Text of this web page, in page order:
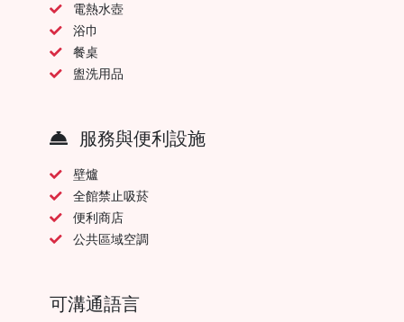
電熱水壺
浴巾
餐桌
盥洗用品
服務與便利設施
壁爐
全館禁止吸菸
便利商店
公共區域空調
可溝通語言